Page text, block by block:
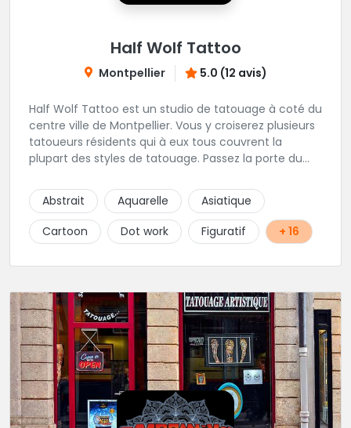
Half Wolf Tattoo
Montpellier 5.0 (12 avis)
Half Wolf Tattoo est un studio de tatouage à coté du
centre ville de Montpellier. Vous y croiserez plusieurs
tatoueurs résidents qui à eux tous couvrent la
plupart des styles de tatouage. Passez la porte du
sympathique et conviviale. Foncez ! Tramway ligne 3
- plan cabanes Tramway ligne 4 - peyrou
Abstrait Aquarelle
Asiatique
Cartoon
Dot work Figuratif + 16